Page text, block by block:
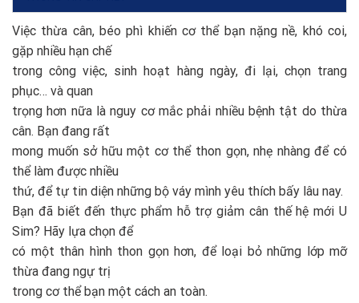
Việc thừa cân, béo phì khiến cơ thể bạn nặng nề, khó coi,
gặp nhiều hạn chế
trong công việc, sinh hoạt hàng ngày, đi lại, chọn trang
phục… và quan
trọng hơn nữa là nguy cơ mắc phải nhiều bệnh tật do thừa
cân. Bạn đang rất
mong muốn sở hữu một cơ thể thon gọn, nhẹ nhàng để có
thể làm được nhiều
thứ, để tự tin diện những bộ váy mình yêu thích bấy lâu nay.
Bạn đã biết đến thực phẩm hỗ trợ giảm cân thế hệ mới U
Sim? Hãy lựa chọn để
có một thân hình thon gọn hơn, để loại bỏ những lớp mỡ
thừa đang ngự trị
trong cơ thể bạn một cách an toàn.